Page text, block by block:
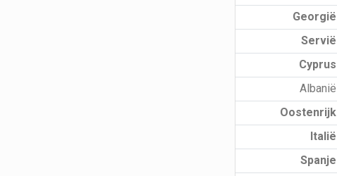
Georgië
Servië
Cyprus
Albanië
Oostenrijk
Italië
Spanje